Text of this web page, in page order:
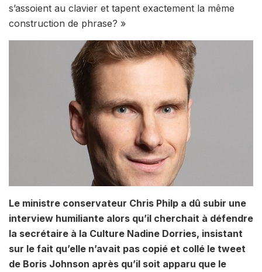
s’assoient au clavier et tapent exactement la même
construction de phrase? »
Le ministre conservateur Chris Philp a dû subir une
interview humiliante alors qu’il cherchait à défendre
la secrétaire à la Culture Nadine Dorries, insistant
sur le fait qu’elle n’avait pas copié et collé le tweet
de Boris Johnson après qu’il soit apparu que le